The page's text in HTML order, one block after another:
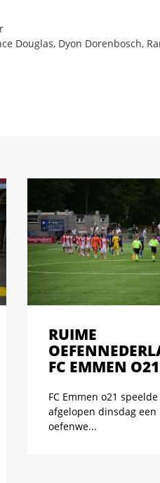
Douglas, Dyon Dorenbosch,
RUIME
FC EMMEN O21
FC Emmen o21 speelde
afgelopen dinsdag een
oefenwe...